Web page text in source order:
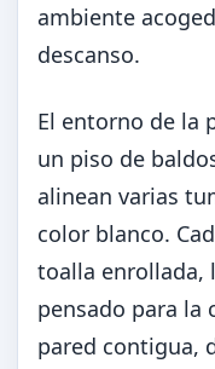
ambiente
descanso.
El entorno de la
un piso de
alinean varias
color blanco.
toalla enrollada,
pensado para la
pared contigua,